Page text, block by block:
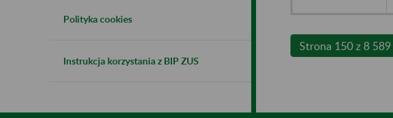
Polityka cookies
Instrukcja korzystania z BIP ZUS
Strona 150 z 8 589